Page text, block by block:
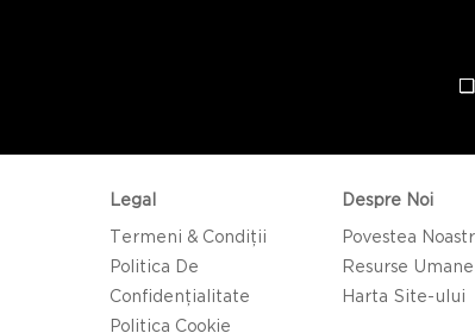
Legal
Termeni & Condiții
Politica De
Confidențialitate
Politica Cookie
Despre Noi
Povestea
Resurse Umane
Harta Site-ului